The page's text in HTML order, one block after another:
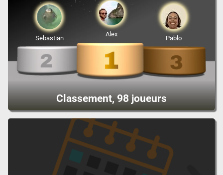
Classement, 98 joueurs
Alex
Sebastian Pablo